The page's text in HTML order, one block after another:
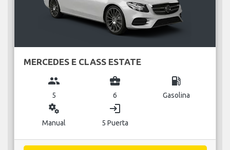
MERCEDES E CLASS ESTATE
group
5
business_center
6
local_gas_station
Gasolina
miscellaneous_services
Manual
login
5 Puerta